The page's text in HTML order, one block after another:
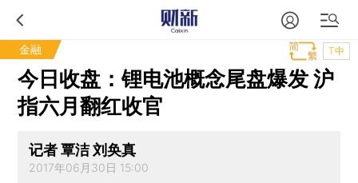
金融 T中
今日收盘：锂电池概念尾盘爆发 沪
指六月翻红收官
记者 覃洁 刘奂真
2017年06月30日 15:00